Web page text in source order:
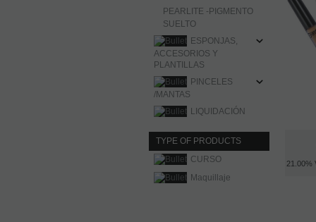
PEARLITE -PIGMENTO
SUELTO
ESPONJAS,
ACCESORIOS Y
PLANTILLAS
PINCELES
/MANTAS
LIQUIDACIÓN
TYPE OF PRODUCTS
CURSO
Maquillaje
21.00%